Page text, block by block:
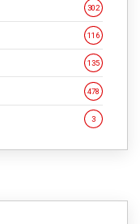
302
116
135
478
3